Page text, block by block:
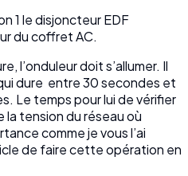
1 le disjoncteur EDF
du coffret AC.
l’onduleur doit s’allumer. Il
dure entre 30 secondes et
Le temps pour lui de vérifier
tension du réseau où
comme je vous l’ai
de faire cette opération en